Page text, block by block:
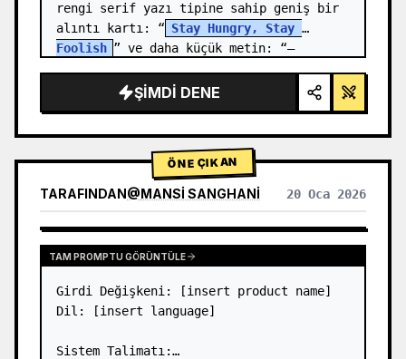
rengi serif yazı tipine sahip geniş bir
alıntı kartı: “ Stay Hungry, Stay
Foolish ” ve daha küçük metin: “—
ŞIMDI DENE
ÖNE ÇIKAN
TARAFINDAN@MANSI SANGHANI 20 Oca 2026
DIĞER MODELLERIN SONUÇLARINI GÖRÜNTÜLE
TAM PROMPTU GÖRÜNTÜLE
Girdi Değişkeni: [insert product name]
Dil: [insert language]
Sistem Talimatı: